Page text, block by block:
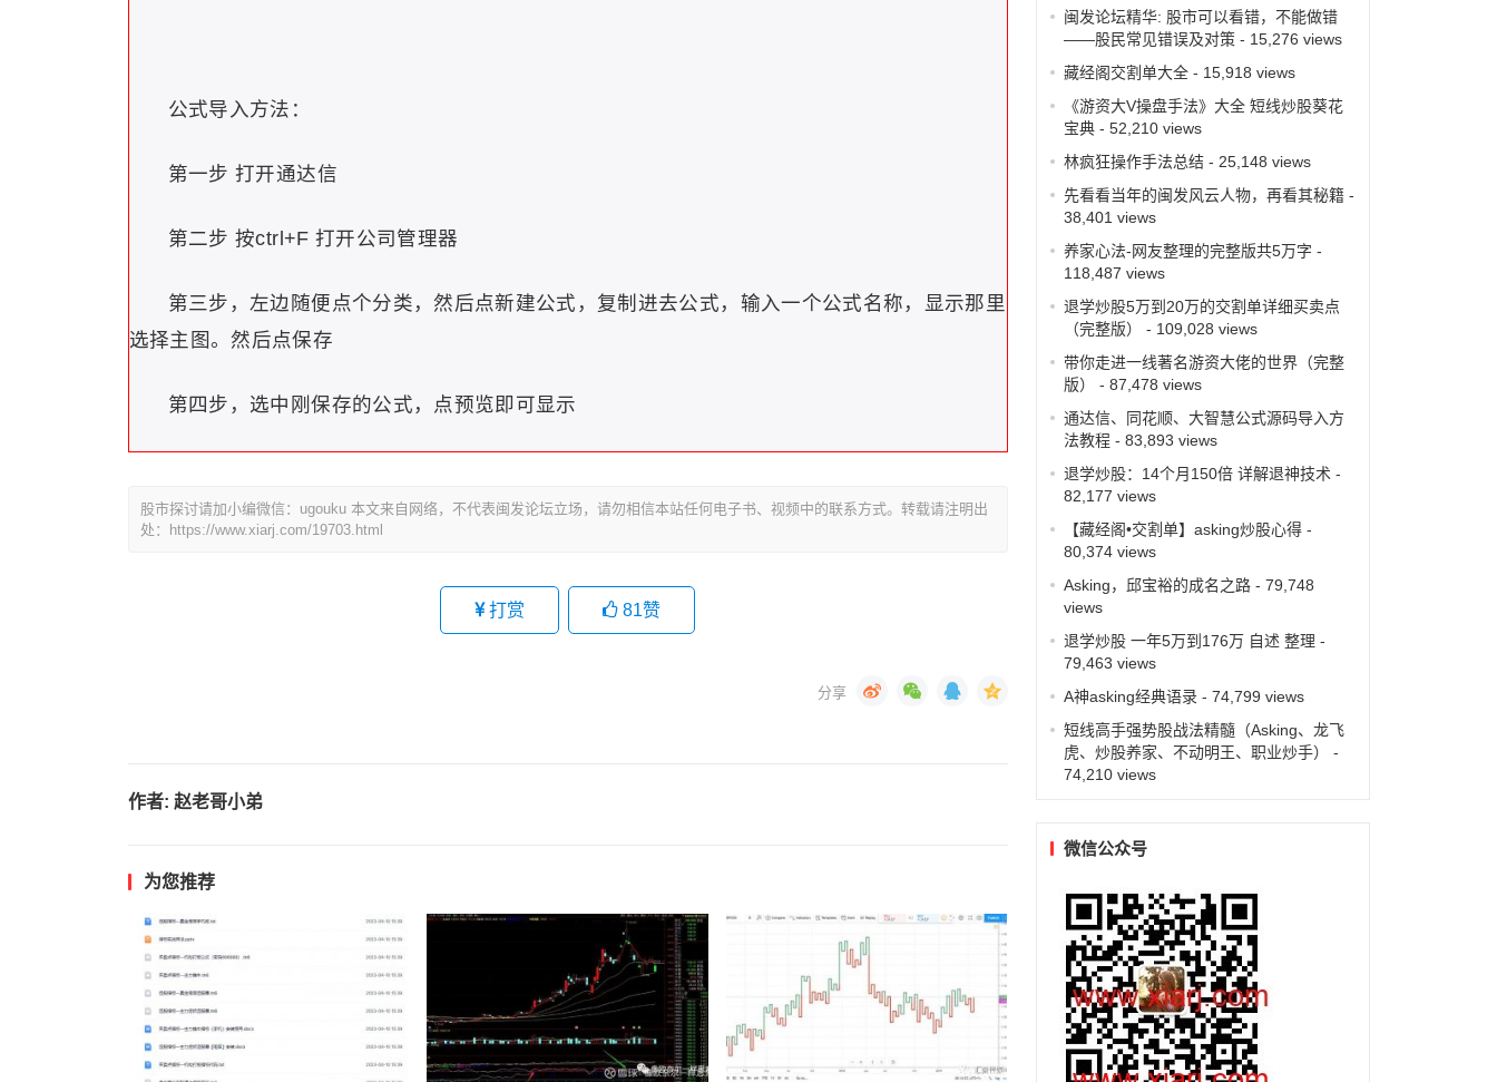
公式导入方法：
第一步 打开通达信
第二步 按ctrl+F 打开公司管理器
第三步，左边随便点个分类，然后点新建公式，复制进去公式，输入一个公式名称，显示那里
选择主图。然后点保存
第四步，选中刚保存的公式，点预览即可显示
股市探讨请加小编微信：ugouku 本文来自网络，不代表闽发论坛立场，请勿相信本站任何电子书、视频中的联系方式。转载请注明出
处：https://www.xiarj.com/19703.html
打赏 81赞
作者: 赵老哥小弟
为您推荐
闽发论坛精华: 股市可以看错，不能做错
——股民常见错误及对策- 15,276 views
藏经阁交割单大全- 15,918 views
《游资大V操盘手法》大全 短线炒股葵花
宝典- 52,210 views
林疯狂操作手法总结- 25,148 views
先看看当年的闽发风云人物，再看其秘籍-
38,401 views
养家心法-网友整理的完整版共5万字 -
118,487 views
退学炒股5万到20万的交割单详细买卖点
（完整版）
- 109,028 views
带你走进一线著名游资大佬的世界（完整
版）
- 87,478 views
通达信、同花顺、大智慧公式源码导入方
法教程- 83,893 views
退学炒股：14个月150倍 详解退神技术 -
82,177 views
【藏经阁•交割单】asking炒股心得-
80,374 views
Asking，邱宝裕的成名之路- 79,748
views
退学炒股 一年5万到176万 自述 整理 -
79,463 views
A神asking经典语录- 74,799 views
短线高手强势股战法精髓（Asking、龙飞
虎、炒股养家、不动明王、职业炒手）
-
74,210 views
微信公众号